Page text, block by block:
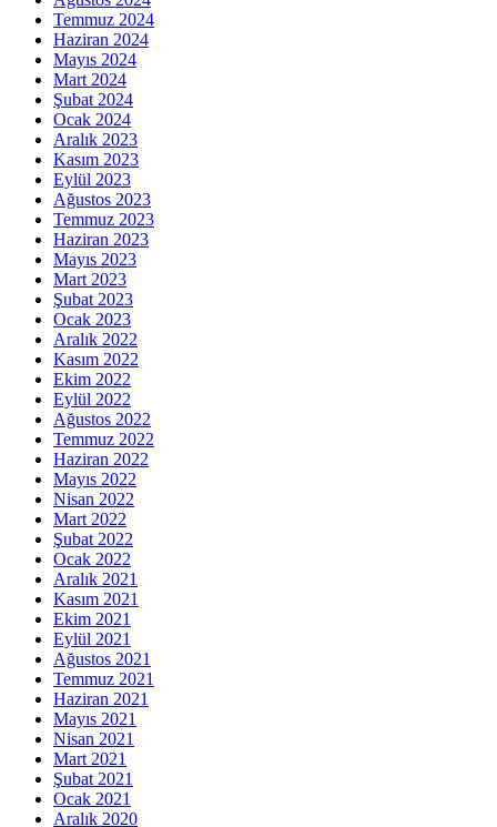
Temmuz 2024
Haziran 2024
Mayıs 2024
Mart 2024
Şubat 2024
Ocak 2024
Aralık 2023
Kasım 2023
Eylül 2023
Ağustos 2023
Temmuz 2023
Haziran 2023
Mayıs 2023
Mart 2023
Şubat 2023
Ocak 2023
Aralık 2022
Kasım 2022
Ekim 2022
Eylül 2022
Ağustos 2022
Temmuz 2022
Haziran 2022
Mayıs 2022
Nisan 2022
Mart 2022
Şubat 2022
Ocak 2022
Aralık 2021
Kasım 2021
Ekim 2021
Eylül 2021
Ağustos 2021
Temmuz 2021
Haziran 2021
Mayıs 2021
Nisan 2021
Mart 2021
Şubat 2021
Ocak 2021
Aralık 2020